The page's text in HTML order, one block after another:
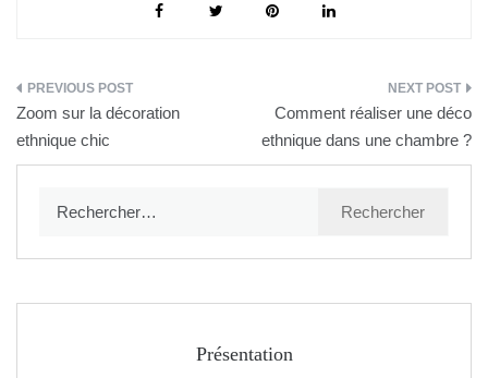
Navigation
de
Zoom sur la décoration
ethnique chic
Comment réaliser une déco
ethnique dans une chambre ?
Présentation